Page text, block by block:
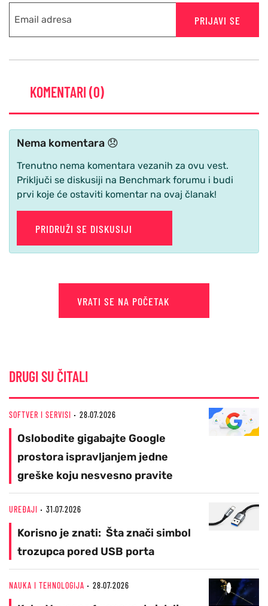
PRIJAVI SE
KOMENTARI (0)
Nema komentara 😞
Trenutno nema komentara vezanih za ovu vest.
Priključi se diskusiji na Benchmark forumu i budi
prvi koje će ostaviti komentar na ovaj članak!
PRIDRUŽI SE DISKUSIJI
VRATI SE NA POČETAK
DRUGI SU ČITALI
SOFTVER I SERVISI 28.07.2026
Oslobodite gigabajte Google
prostora ispravljanjem jedne
greške koju nesvesno pravite
UREĐAJI 31.07.2026
Korisno je znati: Šta znači simbol
trozupca pored USB porta
NAUKA I TEHNOLOGIJA 28.07.2026